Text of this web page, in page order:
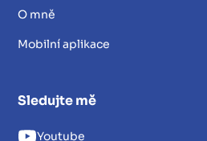
O mně
Mobilní aplikace
Sledujte mě
Youtube